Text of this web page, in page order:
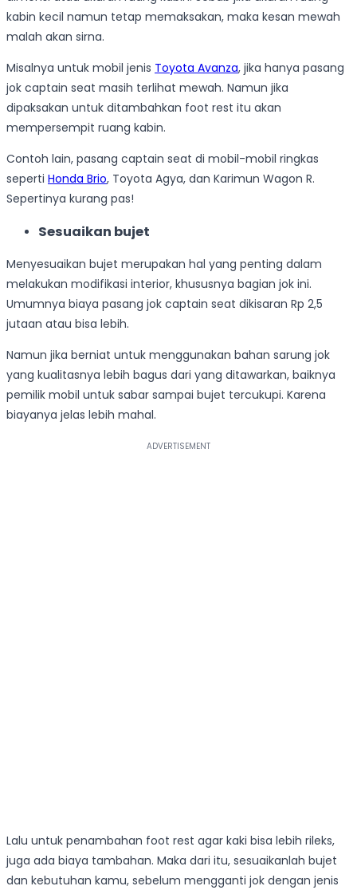
kabin kecil namun tetap memaksakan, maka kesan mewah
malah akan sirna.
Misalnya untuk mobil jenis Toyota Avanza, jika hanya pasang
jok captain seat masih terlihat mewah. Namun jika
dipaksakan untuk ditambahkan foot rest itu akan
mempersempit ruang kabin.
Contoh lain, pasang captain seat di mobil-mobil ringkas
seperti Honda Brio, Toyota Agya, dan Karimun Wagon R.
Sepertinya kurang pas!
Sesuaikan bujet
Menyesuaikan bujet merupakan hal yang penting dalam
melakukan modifikasi interior, khususnya bagian jok ini.
Umumnya biaya pasang jok captain seat dikisaran Rp 2,5
jutaan atau bisa lebih.
Namun jika berniat untuk menggunakan bahan sarung jok
yang kualitasnya lebih bagus dari yang ditawarkan, baiknya
pemilik mobil untuk sabar sampai bujet tercukupi. Karena
biayanya jelas lebih mahal.
Lalu untuk penambahan foot rest agar kaki bisa lebih rileks,
juga ada biaya tambahan. Maka dari itu, sesuaikanlah bujet
dan kebutuhan kamu, sebelum mengganti jok dengan jenis